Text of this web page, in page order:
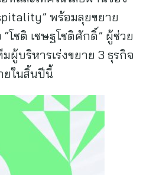
พร้อมลุยขยาย
โชติ เชษฐโชติศักดิ์” ผู้ช่วย
บริหารเร่งขยาย 3 ธุรกิจ
ยในสิ้นปีนี้